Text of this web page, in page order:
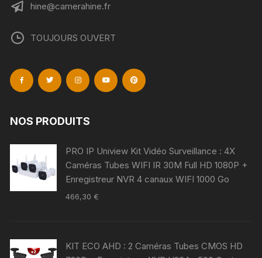
hine@camerahine.fr
TOUJOURS OUVERT
NOS PRODUITS
PRO IP Uniview Kit Vidéo Surveillance : 4X
Caméras Tubes WIFI IR 30M Full HD 1080P +
Enregistreur NVR 4 canaux WIFI 1000 Go
466,30 €
KIT ECO AHD : 2 Caméras Tubes CMOS HD